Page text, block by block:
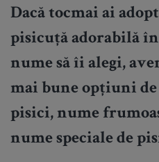
Dacă tocmai ai
pisicuță adorabilă
nume să îi alegi,
mai bune opțiuni
pisici, nume
nume speciale de